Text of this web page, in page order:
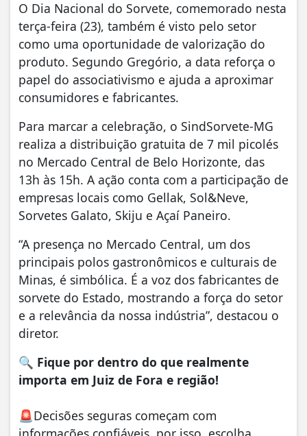
O Dia Nacional do Sorvete, comemorado nesta
terça-feira (23), também é visto pelo setor
como uma oportunidade de valorização do
produto. Segundo Gregório, a data reforça o
papel do associativismo e ajuda a aproximar
consumidores e fabricantes.
Para marcar a celebração, o SindSorvete-MG
realiza a distribuição gratuita de 7 mil picolés
no Mercado Central de Belo Horizonte, das
13h às 15h. A ação conta com a participação de
empresas locais como Gellak, Sol&Neve,
Sorvetes Galato, Skiju e Açaí Paneiro.
“A presença no Mercado Central, um dos
principais polos gastronômicos e culturais de
Minas, é simbólica. É a voz dos fabricantes de
sorvete do Estado, mostrando a força do setor
e a relevância da nossa indústria”, destacou o
diretor.
🔍 Fique por dentro do que realmente
importa em Juiz de Fora e região!
🚨Decisões seguras começam com